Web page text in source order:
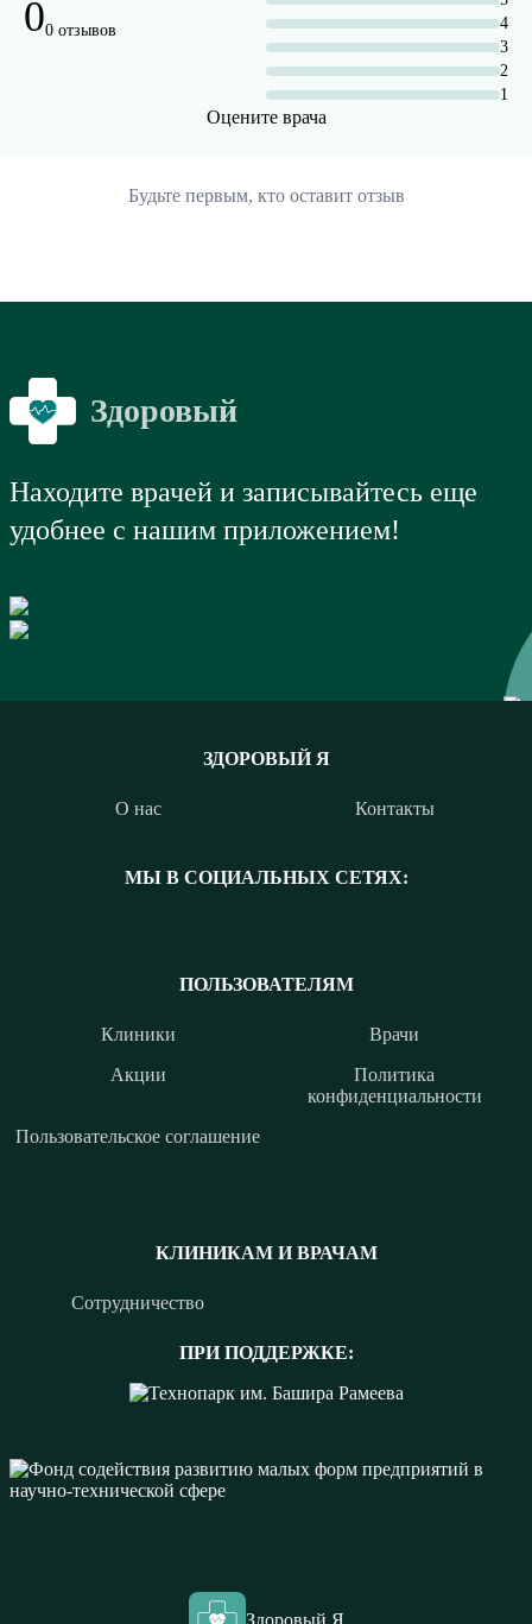
00 отзывов
4
3
2
1
Оцените врача
Будьте первым, кто оставит отзыв
Здоровый
Находите врачей и записывайтесь еще
удобнее с нашим приложением!
Здоровый Я
ЗДОРОВЫЙ Я
О нас Контакты
МЫ В СОЦИАЛЬНЫХ СЕТЯХ:
КЛИНИКАМ И ВРАЧАМ
Сотрудничество
ПРИ ПОДДЕРЖКЕ:
ПОЛЬЗОВАТЕЛЯМ
Клиники
Врачи
Акции
Политика
конфиденциальности
Пользовательское соглашение